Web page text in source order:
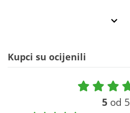
Kupci su ocijenili
5 od 5